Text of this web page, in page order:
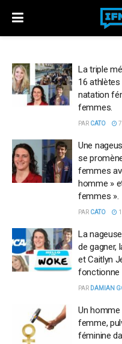
La triple
16
natation
femmes.
PAR CATO
Une
se
femmes
homme »
femmes ».
PAR CATO
La
de gagner,
et Caitlyn
fonctionne
PAR DAMIAN
Un
femme,
féminine